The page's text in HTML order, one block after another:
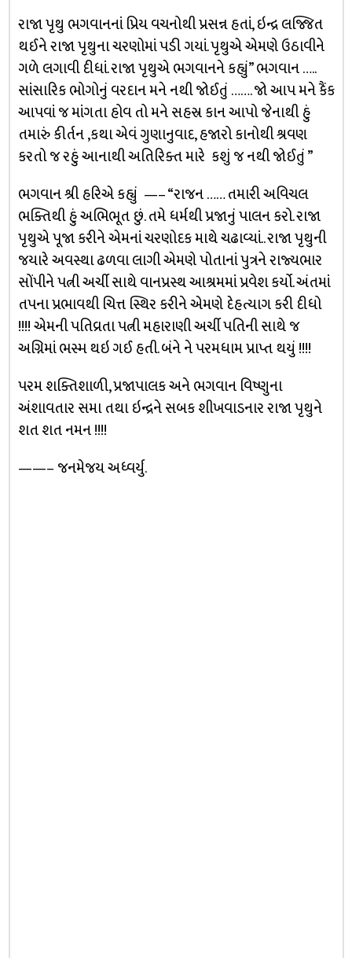
રાજા પૃથુ ભગવાનનાં પ્રિય વચનોથી પ્રસન્ન હતાં, ઇન્દ્ર લજ્જિત
થઈને રાજા પૃથુના ચરણોમાં પડી ગયાં. પૃથુએ એમણે ઉઠાવીને
ગળે લગાવી દીધાં. રાજા પૃથુએ ભગવાનને કહ્યું” ભગવાન …..
સાંસારિક ભોગોનું વરદાન મને નથી જોઈતું ……. જો આપ મને કૈંક
આપવાં જ માંગતા હોવ તો મને સહસ્ર કાન આપો જેનાથી હું
તમારું કીર્તન ,કથા એવં ગુણાનુવાદ, હજારો કાનોથી શ્રવણ
કરતો જ રહું આનાથી અતિરિક્ત મારે કશું જ નથી જોઈતું ”
ભગવાન શ્રી હરિએ કહ્યું —– “રાજન …… તમારી અવિચલ
ભક્તિથી હું અભિભૂત છું. તમે ધર્મથી પ્રજાનું પાલન કરો. રાજા
પૃથુએ પૂજા કરીને એમનાં ચરણોદક માથે ચઢાવ્યાં.. રાજા પૃથુની
જયારે અવસ્થા ઢળવા લાગી એમણે પોતાનાં પુત્રને રાજ્યભાર
સોંપીને પત્ની અર્ચી સાથે વાનપ્રસ્થ આશ્રમમાં પ્રવેશ કર્યો. અંતમાં
તપના પ્રભાવથી ચિત્ત સ્થિર કરીને એમણે દેહત્યાગ કરી દીધો
!!!! એમની પતિવ્રતા પત્ની મહારાણી અર્ચી પતિની સાથે જ
અગ્નિમાં ભસ્મ થઇ ગઈ હતી. બંને ને પરમધામ પ્રાપ્ત થયું !!!!
પરમ શક્તિશાળી, પ્રજાપાલક અને ભગવાન વિષ્ણુના
અંશાવતાર સમા તથા ઇન્દ્રને સબક શીખવાડનાર રાજા પૃથુને
શત શત નમન !!!!
——– જનમેજય અધ્વર્યુ.